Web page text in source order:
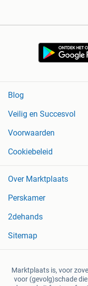
Blog
Veilig en Succesvol
Voorwaarden
Cookiebeleid
Over Marktplaats
Perskamer
2dehands
Sitemap
Marktplaats is, voor
voor (gevolg)schade